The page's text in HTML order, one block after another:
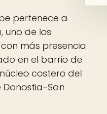
pertenece a
uno de los
más presencia
en el barrio de
costero del
San